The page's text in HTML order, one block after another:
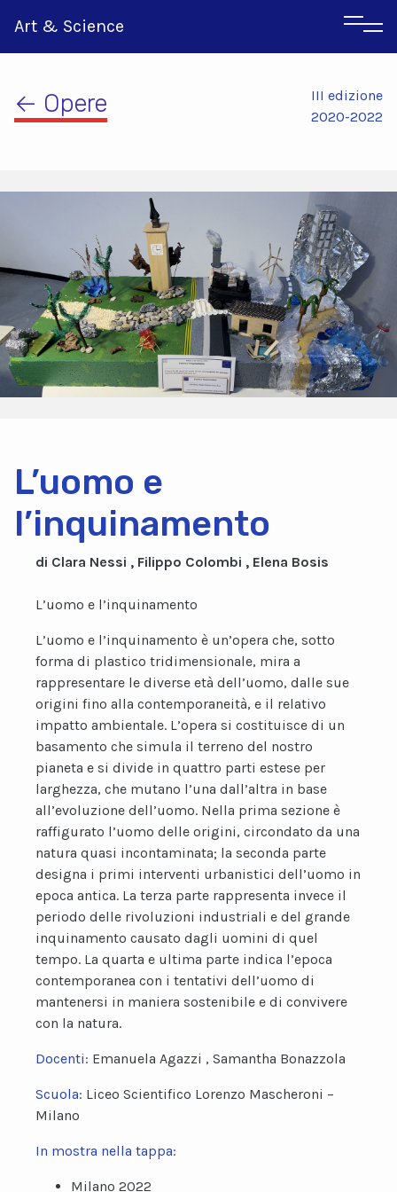
Art & Science
Inglese
Greco
← Opere
III edizione
2020-2022
L’uomo e
l’inquinamento
di Clara Nessi , Filippo Colombi , Elena Bosis
L’uomo e l’inquinamento
L’uomo e l’inquinamento è un’opera che, sotto
forma di plastico tridimensionale, mira a
rappresentare le diverse età dell’uomo, dalle sue
origini fino alla contemporaneità, e il relativo
impatto ambientale. L’opera si costituisce di un
basamento che simula il terreno del nostro
pianeta e si divide in quattro parti estese per
larghezza, che mutano l’una dall’altra in base
all’evoluzione dell’uomo. Nella prima sezione è
raffigurato l’uomo delle origini, circondato da una
natura quasi incontaminata; la seconda parte
designa i primi interventi urbanistici dell’uomo in
epoca antica. La terza parte rappresenta invece il
periodo delle rivoluzioni industriali e del grande
inquinamento causato dagli uomini di quel
tempo. La quarta e ultima parte indica l’epoca
contemporanea con i tentativi dell’uomo di
mantenersi in maniera sostenibile e di convivere
con la natura.
Docenti: Emanuela Agazzi , Samantha Bonazzola
Scuola: Liceo Scientifico Lorenzo Mascheroni –
Milano
In mostra nella tappa:
Milano 2022